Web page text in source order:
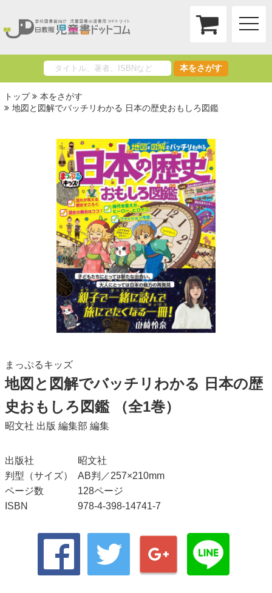
toggle
本をさがす
トップ
本をさがす
地図と図解でバッチリわかる 日本の歴史おもしろ図鑑
まっぷるキッズ
地図と図解でバッチリわかる 日本の歴
史おもしろ図鑑
（全1巻）
昭文社 出版 編集部 編集
出版社
昭文社
判型（サイズ）
AB判／257×210mm
ページ数
128ページ
ISBN
978-4-398-14741-7